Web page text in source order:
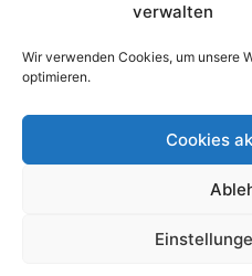
verwalten
Wir verwenden Cookies, um unsere
optimieren.
Cookies
Disclaimer